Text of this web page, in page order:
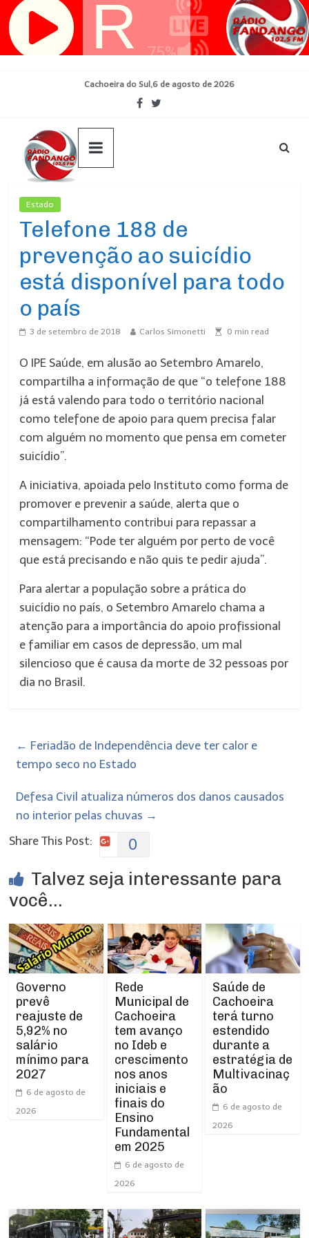
Pular
para
Cachoeira do Sul,6 de agosto de 2026
Estado
Telefone 188 de
prevenção ao suicídio
está disponível para todo
o país
3 de setembro de 2018 Carlos Simonetti 0 min read
O IPE Saúde, em alusão ao Setembro Amarelo,
compartilha a informação de que “o telefone 188
já está valendo para todo o território nacional
como telefone de apoio para quem precisa falar
com alguém no momento que pensa em cometer
suicídio”.
A iniciativa, apoiada pelo Instituto como forma de
promover e prevenir a saúde, alerta que o
compartilhamento contribui para repassar a
mensagem: “Pode ter alguém por perto de você
que está precisando e não quis te pedir ajuda”.
Para alertar a população sobre a prática do
suicídio no país, o Setembro Amarelo chama a
atenção para a importância do apoio profissional
e familiar em casos de depressão, um mal
silencioso que é causa da morte de 32 pessoas por
dia no Brasil.
← Feriadão de Independência deve ter calor e
tempo seco no Estado
Defesa Civil atualiza números dos danos causados
no interior pelas chuvas →
Share This Post:
0
Talvez seja interessante para
você...
Governo
prevê
reajuste de
5,92% no
salário
mínimo para
2027
6 de agosto de
2026
Rede
Municipal de
Cachoeira
tem avanço
no Ideb e
crescimento
nos anos
iniciais e
finais do
Ensino
Fundamental
em 2025
6 de agosto de
2026
Saúde de
Cachoeira
terá turno
estendido
durante a
estratégia de
Multivacinaç
ão
6 de agosto de
2026